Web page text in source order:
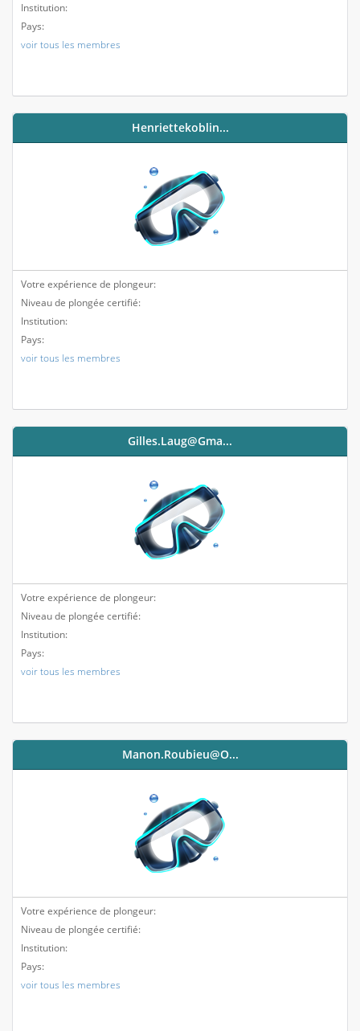
Institution:
Pays:
voir tous les membres
Henriettekoblin...
Votre expérience de plongeur:
Niveau de plongée certifié:
Institution:
Pays:
voir tous les membres
Gilles.laug@gma...
Votre expérience de plongeur:
Niveau de plongée certifié:
Institution:
Pays:
voir tous les membres
Manon.roubieu@o...
Votre expérience de plongeur:
Niveau de plongée certifié:
Institution:
Pays:
voir tous les membres